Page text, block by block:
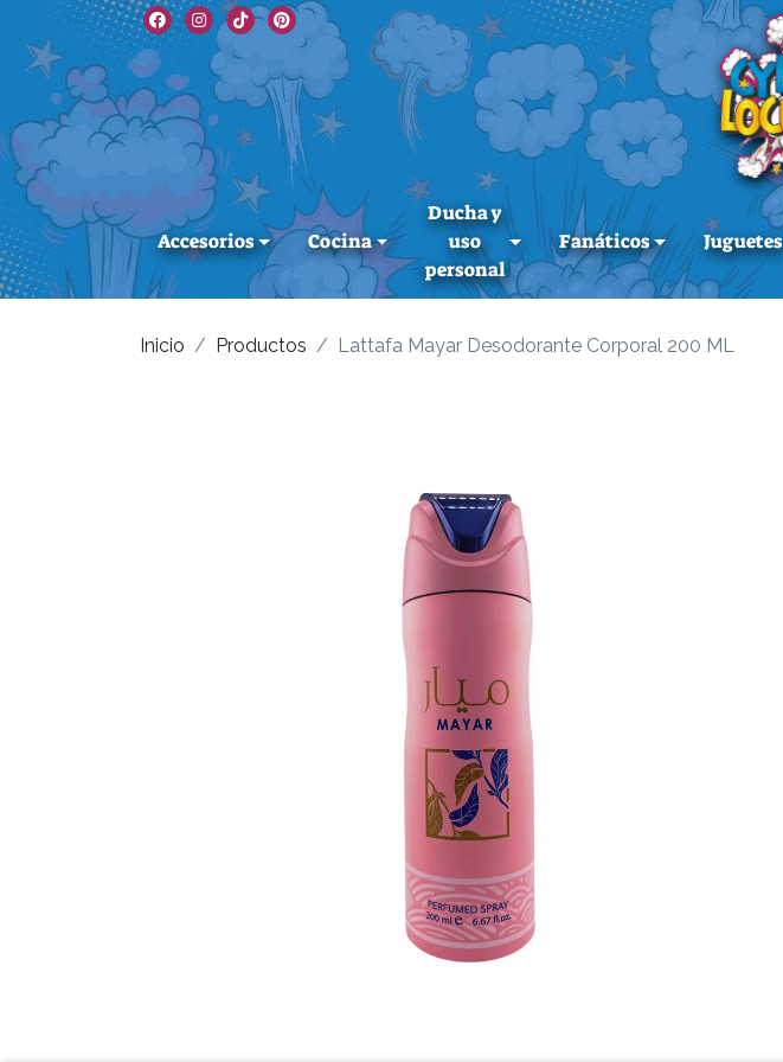
Accesorios Cocina
Ducha y
uso
personal
Fanáticos Juguetes
Inicio Productos Lattafa Mayar Desodorante Corporal 200 ML